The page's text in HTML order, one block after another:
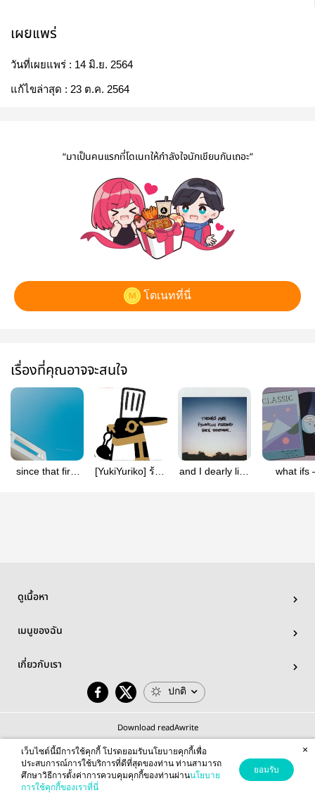
เผยแพร่
วันที่เผยแพร่ : 14 มิ.ย. 2564
แก้ไขล่าสุด : 23 ต.ค. 2564
“มาเป็นคนแรกที่โดเนทให้กำลังใจนักเขียนกันเถอะ”
โดเนทที่นี่
เรื่องที่คุณอาจจะสนใจ
since that first
[YukiYuriko] ร้าน
and I dearly like
what ifs
ดูเนื้อหา
เมนูของฉัน
เกี่ยวกับเรา
ปกติ
Download readAwrite
© 2026 readAwrite.com by MEB Corporation Public Company Limited
This site is protected by reCAPTCHA and the Google
เว็บไซต์นี้มีการใช้คุกกี้ โปรดยอมรับนโยบายคุกกี้เพื่อ
ประสบการณ์การใช้บริการที่ดีที่สุดของท่าน ท่านสามารถ
ศึกษาวิธีการตั้งค่าการควบคุมคุกกี้ของท่านผ่านนโยบาย
การใช้คุกกี้ของเราที่นี่
ยอมรับ
×